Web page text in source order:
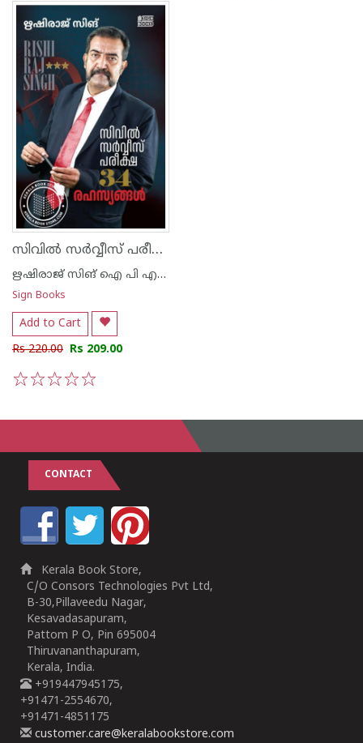
5
4
3
2
1
സിവിൽ സർവ്വീസ് പരീക്ഷ 34 രഹസ്യങ്ങൾ
ഋഷിരാജ് സിങ് ഐ പി എസ്
Sign Books
Add to Cart
Rs 220.00 Rs 209.00
CONTACT
Kerala Book Store,
C/O Consors Technologies Pvt Ltd,
B-30,Pillaveedu Nagar,
Kesavadasapuram,
Pattom P O, Pin 695004
Thiruvananthapuram,
Kerala, India.
+919447945175,
+91471-2554670,
+91471-4851175
customer.care@keralabookstore.com